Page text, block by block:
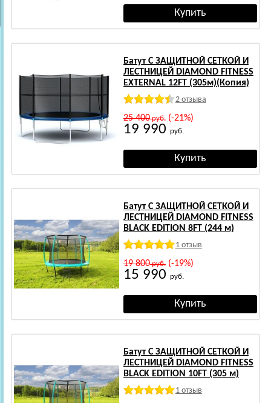
Батут С ЗАЩИТНОЙ СЕТКОЙ И
ЛЕСТНИЦЕЙ DIAMOND FITNESS
EXTERNAL 12FT (305м)(Копия)
2 отзыва
25 400руб.(-21%)
19 990 руб.
Батут С ЗАЩИТНОЙ СЕТКОЙ И
ЛЕСТНИЦЕЙ DIAMOND FITNESS
BLACK EDITION 8FT (244 м)
1 отзыв
19 800руб.(-19%)
15 990 руб.
Батут С ЗАЩИТНОЙ СЕТКОЙ И
ЛЕСТНИЦЕЙ DIAMOND FITNESS
BLACK EDITION 10FT (305 м)
1 отзыв